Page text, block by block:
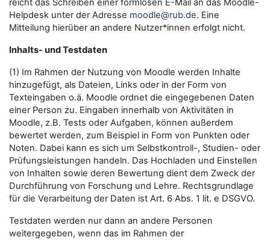
reicht das Schreiben einer formlosen E-Mail an das Moodle-
Helpdesk unter der Adresse moodle@rub.de. Eine
Mitteilung hierüber an andere Nutzer*innen erfolgt nicht.
Inhalts- und Testdaten
(1) Im Rahmen der Nutzung von Moodle werden Inhalte
hinzugefügt, als Dateien, Links oder in der Form von
Texteingaben o.ä. Moodle ordnet die eingegebenen Daten
einer Person zu. Eingaben innerhalb von Aktivitäten in
Moodle, z.B. Tests oder Aufgaben, können außerdem
bewertet werden, zum Beispiel in Form von Punkten oder
Noten. Dabei kann es sich um Selbstkontroll-, Studien- oder
Prüfungsleistungen handeln. Das Hochladen und Einstellen
von Inhalten sowie deren Bewertung dient dem Zweck der
Durchführung von Forschung und Lehre. Rechtsgrundlage
für die Verarbeitung der Daten ist Art. 6 Abs. 1 lit. e DSGVO.
Testdaten werden nur dann an andere Personen
weitergegeben, wenn das im Rahmen der